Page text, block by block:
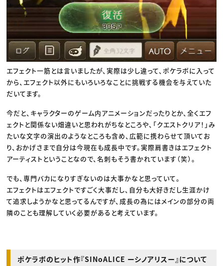
エフェクト一筋とは言いましたが、実際は少し違って、ポケラボに入って
から、エフェクト以外にもいろいろなことに挑戦する機会を与えていた
だいてます。
今だと、キャラクターのゲーム内アニメーションだったりとか、全くエフ
ェクトと関係ない畑違いと思われがちなところや、「クエストクリア！」み
たいな文字の演出のようなところも含め、広範に携わらせて頂いてお
り、おかげさまで自分は今現在も成長中です。実際肩書きはエフェクト
アーティストということなので、名刺もそう書かれています（笑）。
でも、専門バカになりすぎないのは大事かなと思っていて。
エフェクトはエフェクトですごく大事だし、自分も大好きだし生涯かけ
て追求しようかなと思ってるんですが、成長の為にはメインの部分の両
隣のことも理解していく必要があると考えています。
ポケラボのヒット作『SINoALICE ーシノアリスー』について